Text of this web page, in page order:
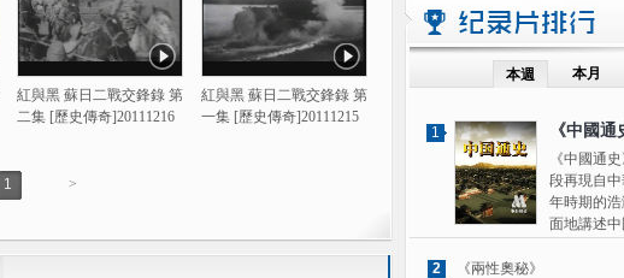
紅與黑 蘇日二戰交鋒錄 第
二集 [歷史傳奇]20111216
紅與黑 蘇日二戰交鋒錄 第
一集 [歷史傳奇]20111215
1 >
本週 本月
1 《中國通
《中國通
段再現自中
年時期的
面地講述
2 《兩性奧秘》